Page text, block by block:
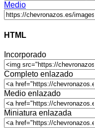
Medio
HTML
Incorporado
Completo enlazado
Medio enlazado
Miniatura enlazada